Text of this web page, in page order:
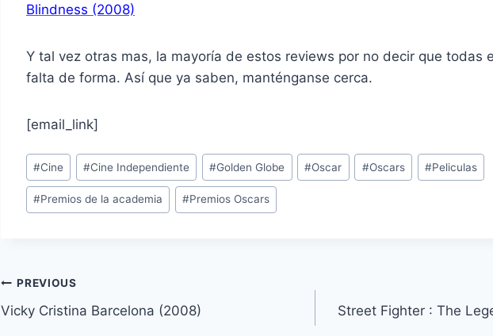
Blindness (2008)
Y tal vez otras mas, la mayoría de estos reviews por no decir que todas
falta de forma. Así que ya saben, manténganse cerca.
[email_link]
Post
Tags:
#Cine #Cine Independiente #Golden Globe #Oscar #Oscars #Peliculas
#Premios de la academia #Premios Oscars
Post
navigation
PREVIOUS
Vicky Cristina Barcelona (2008)
Street Fighter : The